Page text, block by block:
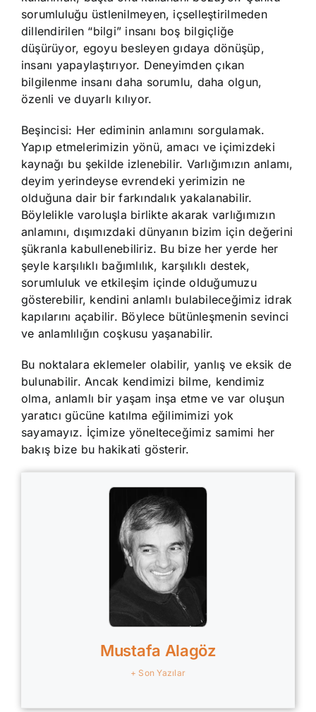
sorumluluğu üstlenilmeyen, içselleştirilmeden
dillendirilen “bilgi” insanı boş bilgiçliğe
düşürüyor, egoyu besleyen gıdaya dönüşüp,
insanı yapaylaştırıyor. Deneyimden çıkan
bilgilenme insanı daha sorumlu, daha olgun,
özenli ve duyarlı kılıyor.
Beşincisi: Her ediminin anlamını sorgulamak.
Yapıp etmelerimizin yönü, amacı ve içimizdeki
kaynağı bu şekilde izlenebilir. Varlığımızın anlamı,
deyim yerindeyse evrendeki yerimizin ne
olduğuna dair bir farkındalık yakalanabilir.
Böylelikle varoluşla birlikte akarak varlığımızın
anlamını, dışımızdaki dünyanın bizim için değerini
şükranla kabullenebiliriz. Bu bize her yerde her
şeyle karşılıklı bağımlılık, karşılıklı destek,
sorumluluk ve etkileşim içinde olduğumuzu
gösterebilir, kendini anlamlı bulabileceğimiz idrak
kapılarını açabilir. Böylece bütünleşmenin sevinci
ve anlamlılığın coşkusu yaşanabilir.
Bu noktalara eklemeler olabilir, yanlış ve eksik de
bulunabilir. Ancak kendimizi bilme, kendimiz
olma, anlamlı bir yaşam inşa etme ve var oluşun
yaratıcı gücüne katılma eğilimimizi yok
sayamayız. İçimize yönelteceğimiz samimi her
bakış bize bu hakikati gösterir.
Mustafa Alagöz
+ Son Yazılar